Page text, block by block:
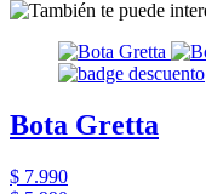
Bota Gretta
$ 7.990